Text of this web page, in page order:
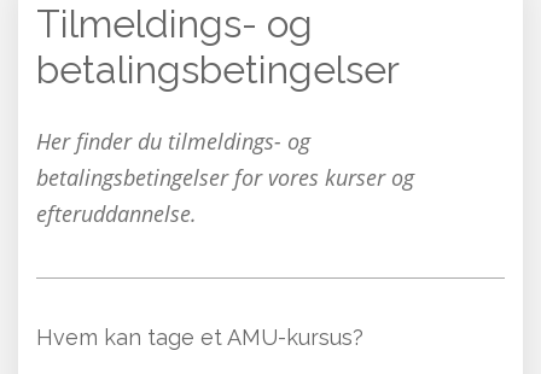
Tilmeldings- og
betalingsbetingelser
Her finder du tilmeldings- og
betalingsbetingelser for vores kurser og
efteruddannelse.
Hvem kan tage et AMU-kursus?